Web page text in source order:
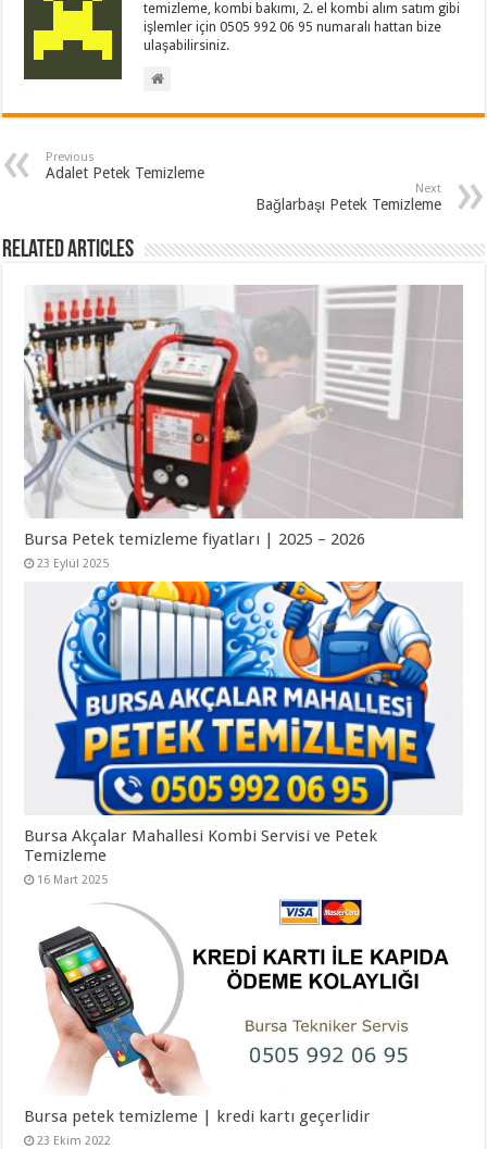
temizleme, kombi bakımı, 2. el kombi alım satım gibi
işlemler için 0505 992 06 95 numaralı hattan bize
ulaşabilirsiniz.
Previous
Adalet Petek Temizleme
Next
Bağlarbaşı Petek Temizleme
Related Articles
Bursa Petek temizleme fiyatları | 2025 – 2026
23 Eylül 2025
Bursa Akçalar Mahallesi Kombi Servisi ve Petek
Temizleme
16 Mart 2025
Bursa petek temizleme | kredi kartı geçerlidir
23 Ekim 2022